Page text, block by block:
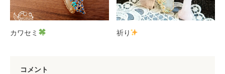
カワセミ 祈り
コメント